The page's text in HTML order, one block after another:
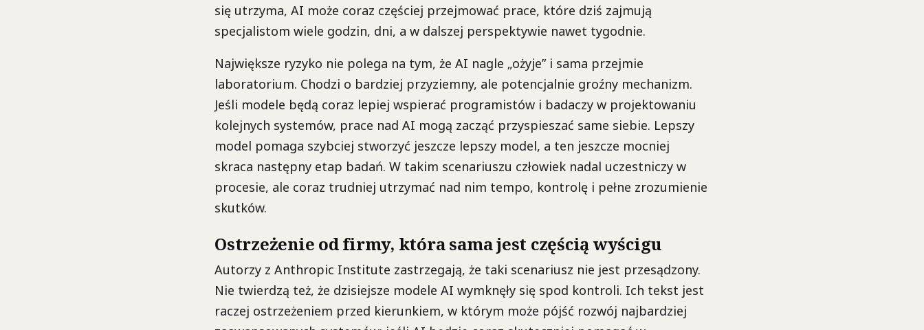
się utrzyma, AI może coraz częściej przejmować prace, które dziś zajmują
specjalistom wiele godzin, dni, a w dalszej perspektywie nawet tygodnie.
Największe ryzyko nie polega na tym, że AI nagle „ożyje” i sama przejmie
laboratorium. Chodzi o bardziej przyziemny, ale potencjalnie groźny mechanizm.
Jeśli modele będą coraz lepiej wspierać programistów i badaczy w projektowaniu
kolejnych systemów, prace nad AI mogą zacząć przyspieszać same siebie. Lepszy
model pomaga szybciej stworzyć jeszcze lepszy model, a ten jeszcze mocniej
skraca następny etap badań. W takim scenariuszu człowiek nadal uczestniczy w
procesie, ale coraz trudniej utrzymać nad nim tempo, kontrolę i pełne zrozumienie
skutków.
Ostrzeżenie od firmy, która sama jest częścią wyścigu
Autorzy z Anthropic Institute zastrzegają, że taki scenariusz nie jest przesądzony.
Nie twierdzą też, że dzisiejsze modele AI wymknęły się spod kontroli. Ich tekst jest
raczej ostrzeżeniem przed kierunkiem, w którym może pójść rozwój najbardziej